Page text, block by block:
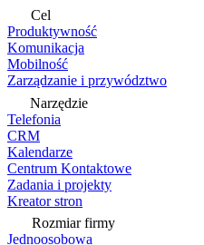
Cel
Produktywność
Komunikacja
Mobilność
Zarządzanie i przywództwo
Narzędzie
Telefonia
CRM
Kalendarze
Centrum Kontaktowe
Zadania i projekty
Kreator stron
Rozmiar firmy
Jednoosobowa